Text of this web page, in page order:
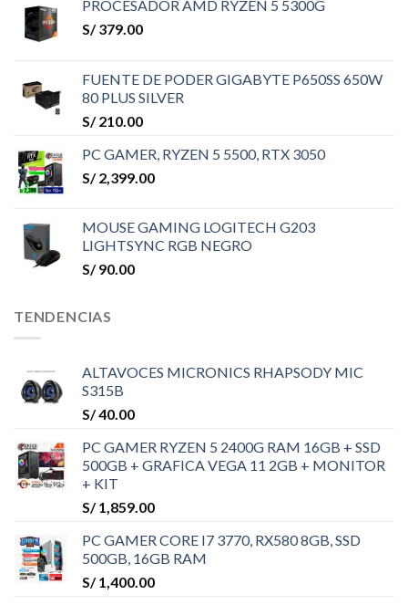
PROCESADOR AMD RYZEN 5 5300G
S/379.00
FUENTE DE PODER GIGABYTE P650SS 650W
80 PLUS SILVER
S/210.00
PC GAMER, RYZEN 5 5500, RTX 3050
S/2,399.00
MOUSE GAMING LOGITECH G203
LIGHTSYNC RGB NEGRO
S/90.00
TENDENCIAS
ALTAVOCES MICRONICS RHAPSODY MIC
S315B
S/40.00
PC GAMER RYZEN 5 2400G RAM 16GB + SSD
500GB + GRAFICA VEGA 11 2GB + MONITOR
+ KIT
S/1,859.00
PC GAMER CORE I7 3770, RX580 8GB, SSD
500GB, 16GB RAM
S/1,400.00